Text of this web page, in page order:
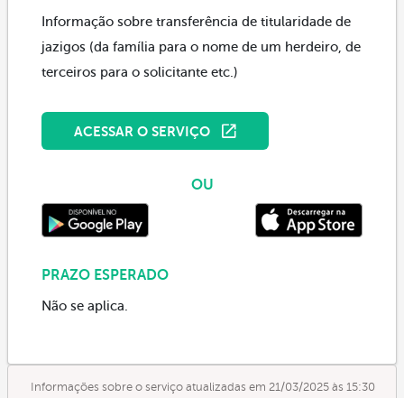
Informação sobre transferência de titularidade de
jazigos (da família para o nome de um herdeiro, de
terceiros para o solicitante etc.)
ACESSAR O SERVIÇO
OU
PRAZO ESPERADO
Não se aplica.
Informações sobre o serviço atualizadas em 21/03/2025 às 15:30